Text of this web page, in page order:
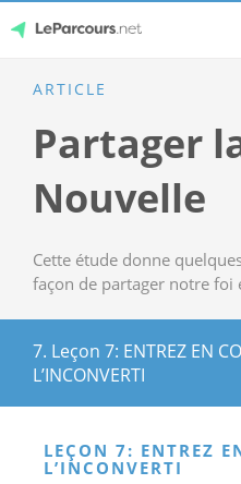
content
LeParcours.net
ARTICLE
Partager
Nouvelle
Cette étude donne
façon de partager notre foi
7. Leçon 7: ENTREZ EN
L’INCONVERTI
LEÇON 7: ENTREZ
L’INCONVERTI